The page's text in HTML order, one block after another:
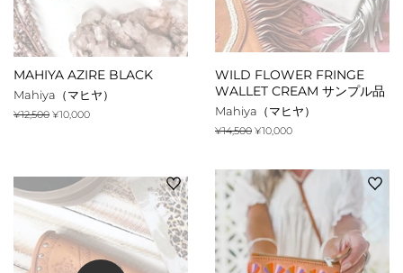
MAHIYA AZIRE BLACK
Mahiya（マヒヤ）
通
¥12,500 販
¥10,000
WILD FLOWER FRINGE
WALLET CREAM サンプル品
Mahiya（マヒヤ）
通
格
¥14,500 販
格
¥10,000